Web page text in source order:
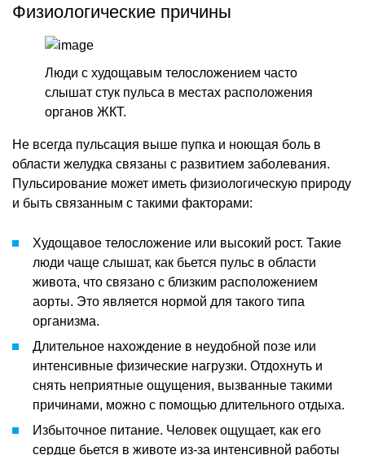
Физиологические причины
Люди с худощавым телосложением часто
слышат стук пульса в местах расположения
органов ЖКТ.
Не всегда пульсация выше пупка и ноющая боль в
области желудка связаны с развитием заболевания.
Пульсирование может иметь физиологическую природу
и быть связанным с такими факторами:
Худощавое телосложение или высокий рост. Такие
люди чаще слышат, как бьется пульс в области
живота, что связано с близким расположением
аорты. Это является нормой для такого типа
организма.
Длительное нахождение в неудобной позе или
интенсивные физические нагрузки. Отдохнуть и
снять неприятные ощущения, вызванные такими
причинами, можно с помощью длительного отдыха.
Избыточное питание. Человек ощущает, как его
сердце бьется в животе из-за интенсивной работы